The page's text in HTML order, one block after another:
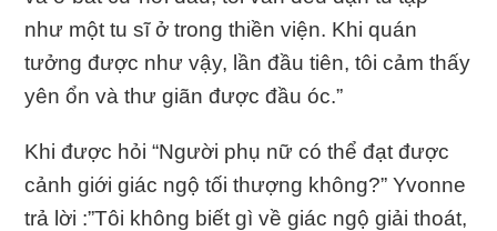
như một tu sĩ ở trong thiền viện. Khi quán
tưởng được như vậy, lần đầu tiên, tôi cảm thấy
yên ổn và thư giãn được đầu óc.”
Khi được hỏi “Người phụ nữ có thể đạt được
cảnh giới giác ngộ tối thượng không?” Yvonne
trả lời :”Tôi không biết gì về giác ngộ giải thoát,